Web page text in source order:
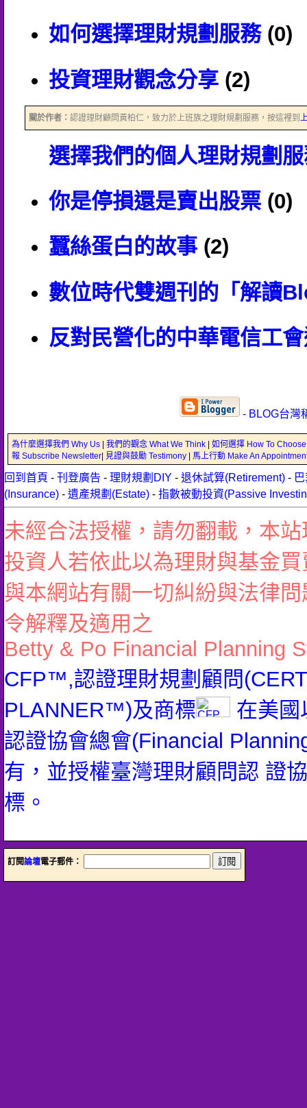
關於作者： 認證理財顧問黃柏仁，致力於上班族之理財規劃服務，按這裡到
如何選擇理財規劃服務(0)
投資理財觀念分享 (2)
選擇我們的個人理財規劃
你是停損還是賣出股票 (0)
蠶絲蛋白的故事 (2)
數位時代雙週刊的「解讀
反對民營化的中華電信工
- BLOG台灣
為什麼選擇我們 Why Us 我們的觀念 What We Think 如何選擇 How To Choose
報 Subscribe Newsletter 見證與鼓勵 Testimony 馬上行動 Make An
回到首頁 - 刊登廣告 - 理財規劃DIY - 退休試算(Retirement) -
(Insurance) - 遺產規劃(Estate) - 指數被動投資(Passive
未經合法授權，請勿翻載，本
投資人若依此以為理財與基金
與本網站有關一切糾紛與法律
令解釋及適用之
Betty & Po Financial Planning
CFP™,認證理財規劃顧問
PLANNER™)及商標
在美國
認證協會總會(Financial
有，並授權臺灣理財顧問認 證
標。
訂閱論壇電子郵件：